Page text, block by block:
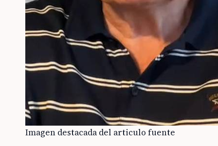
Imagen destacada del articulo fuente